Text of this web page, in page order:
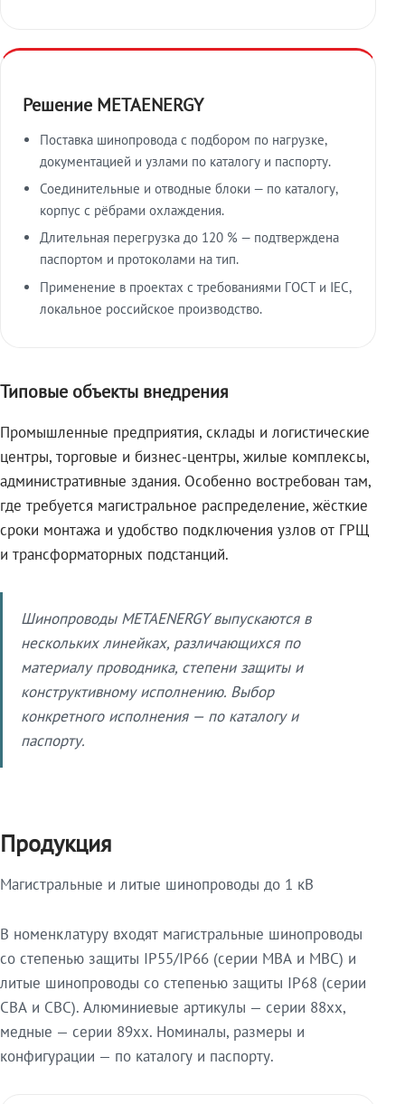
Решение METAENERGY
Поставка шинопровода с подбором по нагрузке,
документацией и узлами по каталогу и паспорту.
Соединительные и отводные блоки — по каталогу,
корпус с рёбрами охлаждения.
Длительная перегрузка до 120 % — подтверждена
паспортом и протоколами на тип.
Применение в проектах с требованиями ГОСТ и IEC,
локальное российское производство.
Типовые объекты внедрения
Промышленные предприятия, склады и логистические
центры, торговые и бизнес-центры, жилые комплексы,
административные здания. Особенно востребован там,
где требуется магистральное распределение, жёсткие
сроки монтажа и удобство подключения узлов от ГРЩ
и трансформаторных подстанций.
Шинопроводы METAENERGY выпускаются в
нескольких линейках, различающихся по
материалу проводника, степени защиты и
конструктивному исполнению. Выбор
конкретного исполнения — по каталогу и
паспорту.
Продукция
Магистральные и литые шинопроводы до 1 кВ
В номенклатуру входят магистральные шинопроводы
со степенью защиты IP55/IP66 (серии МВА и МВС) и
литые шинопроводы со степенью защиты IP68 (серии
СВА и СВС). Алюминиевые артикулы — серии 88xx,
медные — серии 89xx. Номиналы, размеры и
конфигурации — по каталогу и паспорту.